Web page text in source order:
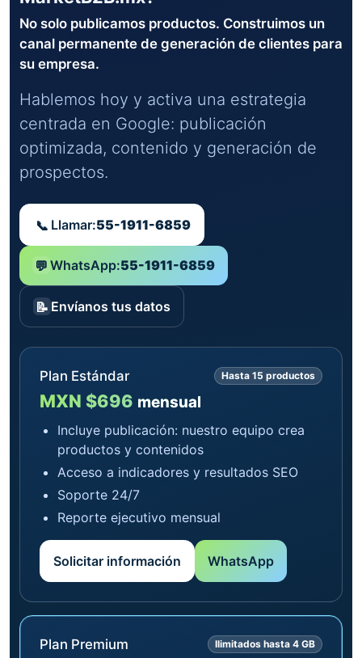
No solo publicamos productos. Construimos un
canal permanente de generación de clientes para
su empresa.
Hablemos hoy y activa una estrategia
centrada en Google: publicación
optimizada, contenido y generación de
prospectos.
📞 Llamar:55-1911-6859
💬 WhatsApp:55-1911-6859
📝 Envíanos tus datos
Plan Estándar Hasta 15 productos
MXN $696 mensual
Incluye publicación: nuestro equipo crea
productos y contenidos
Acceso a indicadores y resultados SEO
Soporte 24/7
Reporte ejecutivo mensual
Solicitar información WhatsApp
Plan Premium Ilimitados hasta 4 GB